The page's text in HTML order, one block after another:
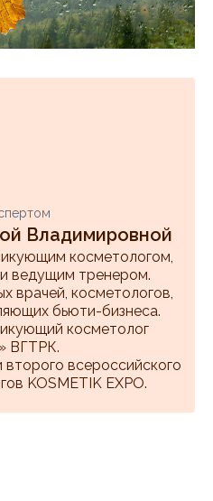
Владимировной
косметологом,
ведущим тренером.
врачей, косметологов,
бьюти-бизнеса.
косметолог
ВГТРК.
всероссийского
KOSMETIK EXPO.